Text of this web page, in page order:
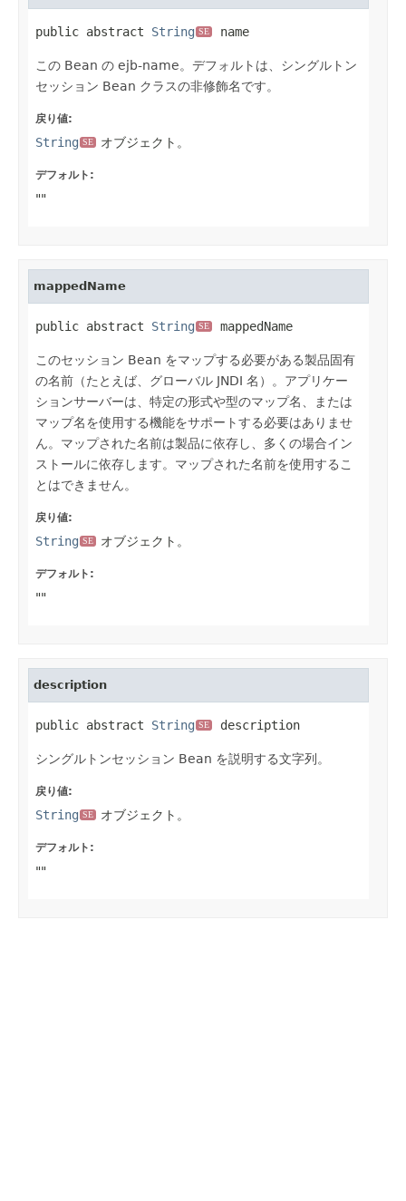
public abstract String SE name
この Bean の ejb-name。デフォルトは、シングルトン
セッション Bean クラスの非修飾名です。
戻り値:
String SE オブジェクト。
デフォルト:
""
mappedName
public abstract String SE mappedName
このセッション Bean をマップする必要がある製品固有
の名前（たとえば、グローバル JNDI 名）。アプリケー
ションサーバーは、特定の形式や型のマップ名、または
マップ名を使用する機能をサポートする必要はありませ
ん。マップされた名前は製品に依存し、多くの場合イン
ストールに依存します。マップされた名前を使用するこ
とはできません。
戻り値:
String SE オブジェクト。
デフォルト:
""
description
public abstract String SE description
シングルトンセッション Bean を説明する文字列。
戻り値:
String SE オブジェクト。
デフォルト:
""